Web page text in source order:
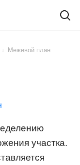
Межевой план
участка.